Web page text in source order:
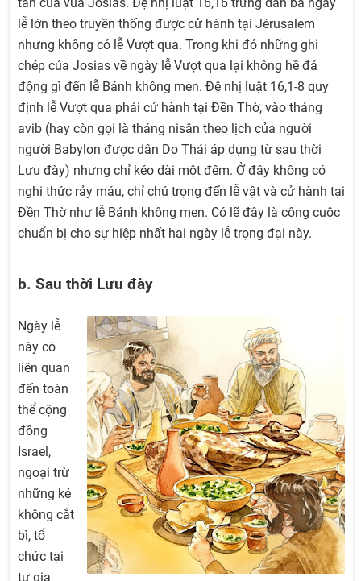
lễ lớn theo truyền thống được cử hành tại Jérusalem
nhưng không có lễ Vượt qua. Trong khi đó những ghi
chép của Josias về ngày lễ Vượt qua lại không hề đá
động gì đến lễ Bánh không men. Đệ nhị luật 16,1-8 quy
định lễ Vượt qua phải cử hành tại Đền Thờ, vào tháng
avib (hay còn gọi là tháng nisân theo lịch của người
người Babylon được dân Do Thái áp dụng từ sau thời
Lưu đày) nhưng chỉ kéo dài một đêm. Ở đây không có
nghi thức rảy máu, chỉ chú trọng đến lễ vật và cử hành tại
Đền Thờ như lễ Bánh không men. Có lẽ đây là công cuộc
chuẩn bị cho sự hiệp nhất hai ngày lễ trọng đại này.
b. Sau thời Lưu đày
Ngày lễ
này có
liên quan
đến toàn
thể cộng
đồng
Israel,
ngoại trừ
những kẻ
không cắt
bì, tổ
chức tại
tư gia